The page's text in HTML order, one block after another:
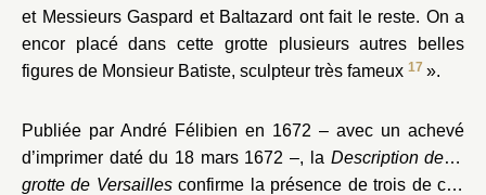
et Messieurs Gaspard et Baltazard ont fait le reste. On a
encor placé dans cette grotte plusieurs autres belles
figures de Monsieur Batiste, sculpteur très fameux 17 ».
Publiée par André Félibien en 1672 – avec un achevé
d’imprimer daté du 18 mars 1672 –, la Description de la
grotte de Versaillesconfirme la présence de trois de ces